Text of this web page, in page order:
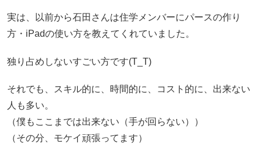
実は、以前から石田さんは住学メンバーにパースの作り
方・iPadの使い方を教えてくれていました。
独り占めしないすごい方です(T_T)
それでも、スキル的に、時間的に、コスト的に、出来ない
人も多い。
（僕もここまでは出来ない（手が回らない））
（その分、モケイ頑張ってます）